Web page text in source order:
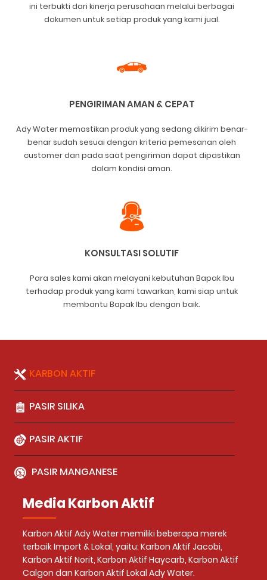
ini terbukti dari kinerja perusahaan melalui berbagai
dokumen untuk setiap produk yang kami jual.
PENGIRIMAN AMAN & CEPAT
Ady Water memastikan produk yang sedang dikirim benar-
benar sudah sesuai dengan kriteria pemesanan oleh
customer dan pada saat pengiriman dapat dipastikan
dalam kondisi aman.
KONSULTASI SOLUTIF
Para sales kami akan melayani kebutuhan Bapak Ibu
terhadap produk yang kami tawarkan, kami siap untuk
membantu Bapak Ibu dengan baik.
KARBON AKTIF
PASIR SILIKA
PASIR AKTIF
PASIR MANGANESE
Media Karbon Aktif
Karbon Aktif Ady Water memiliki beberapa merek
terbaik Import & Lokal, yaitu: Karbon Aktif Jacobi,
Karbon Aktif Norit, Karbon Aktif Haycarb, Karbon Aktif
Calgon dan Karbon Aktif Lokal Ady Water.